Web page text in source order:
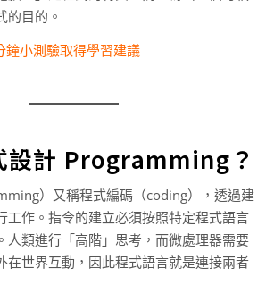
的目的。
鐘小測驗取得學習建議
設計 Programming？
）又稱程式編碼（coding），透過建
工作。指令的建立必須按照特定程式語言
人類進行「高階」思考，而微處理器需要
在世界互動，因此程式語言就是連接兩者